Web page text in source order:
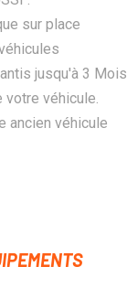
sur place
jusqu'à 3 Mois
véhicule.
ancien véhicule